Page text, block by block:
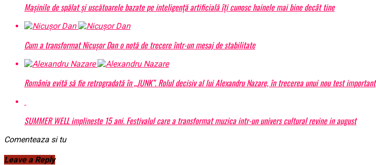
Mașinile de spălat și uscătoarele bazate pe inteligență artificială îți cunosc hainele mai bine decât tine
Cum a transformat Nicușor Dan o notă de trecere într-un mesaj de stabilitate
România evită să fie retrogradată în „JUNK”. Rolul decisiv al lui Alexandru Nazare, în trecerea unui nou test important
SUMMER WELL implineste 15 ani. Festivalul care a transformat muzica intr-un univers cultural revine in august
Comenteaza si tu
Leave a Reply